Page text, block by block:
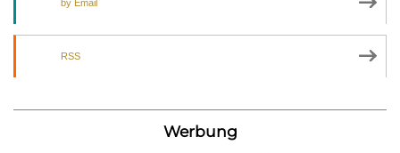
by Email
RSS
Werbung